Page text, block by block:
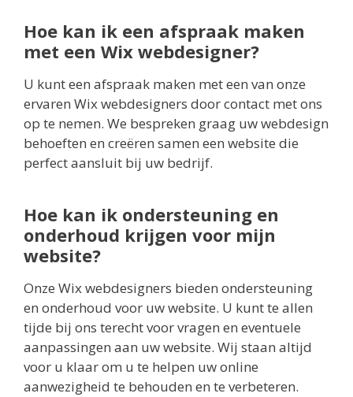
Hoe kan ik een afspraak maken
met een Wix webdesigner?
U kunt een afspraak maken met een van onze
ervaren Wix webdesigners door contact met ons
op te nemen. We bespreken graag uw webdesign
behoeften en creëren samen een website die
perfect aansluit bij uw bedrijf.
Hoe kan ik ondersteuning en
onderhoud krijgen voor mijn
website?
Onze Wix webdesigners bieden ondersteuning
en onderhoud voor uw website. U kunt te allen
tijde bij ons terecht voor vragen en eventuele
aanpassingen aan uw website. Wij staan altijd
voor u klaar om u te helpen uw online
aanwezigheid te behouden en te verbeteren.